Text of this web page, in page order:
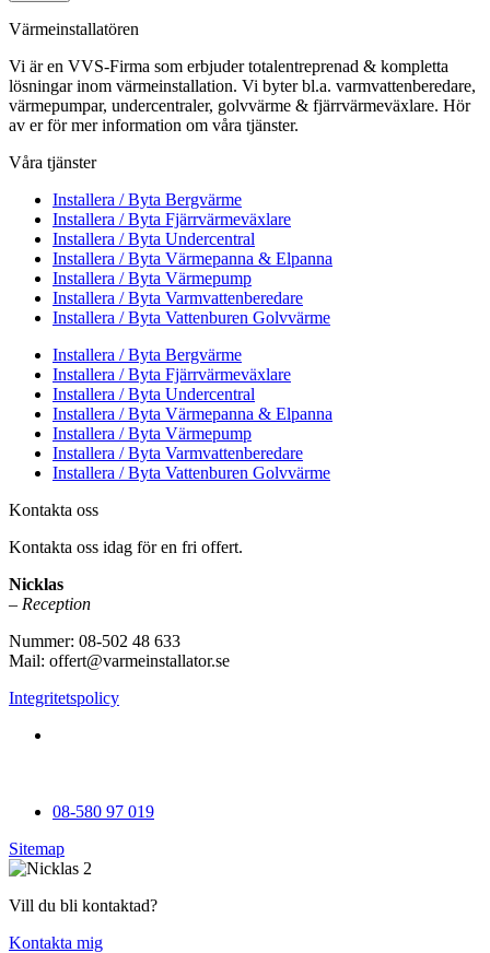
Värmeinstallatören
Vi är en VVS-Firma som erbjuder totalentreprenad & kompletta
lösningar inom värmeinstallation. Vi byter bl.a. varmvattenberedare,
värmepumpar, undercentraler, golvvärme & fjärrvärmeväxlare. Hör
av er för mer information om våra tjänster.
Våra tjänster
Installera / Byta Bergvärme
Installera / Byta Fjärrvärmeväxlare
Installera / Byta Undercentral
Installera / Byta Värmepanna & Elpanna
Installera / Byta Värmepump
Installera / Byta Varmvattenberedare
Installera / Byta Vattenburen Golvvärme
Installera / Byta Bergvärme
Installera / Byta Fjärrvärmeväxlare
Installera / Byta Undercentral
Installera / Byta Värmepanna & Elpanna
Installera / Byta Värmepump
Installera / Byta Varmvattenberedare
Installera / Byta Vattenburen Golvvärme
Kontakta oss
Kontakta oss idag för en fri offert.
Nicklas
– Reception
Nummer: 08-502 48 633
Mail: offert@varmeinstallator.se
Integritetspolicy
08-580 97 019
Sitemap
Vill du bli kontaktad?
Kontakta mig